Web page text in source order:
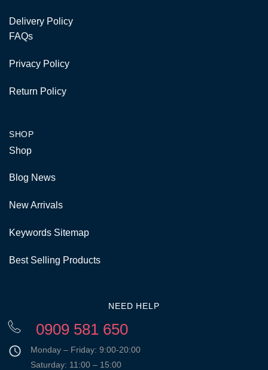
Delivery Policy
FAQs
Privacy Policy
Return Policy
SHOP
Shop
Blog News
New Arrivals
Keywords Sitemap
Best Selling Products
NEED HELP
0909 581 650
Monday – Friday: 9:00-20:00
Saturday: 11:00 – 15:00